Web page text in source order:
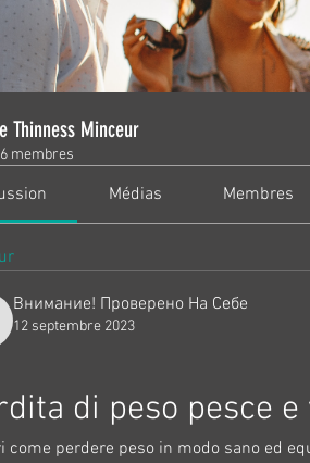
Thinness Minceur
membres
Médias Membres
Внимание! Проверено На Себе
12 septembre 2023
di peso pesce
come perdere peso in modo sano ed